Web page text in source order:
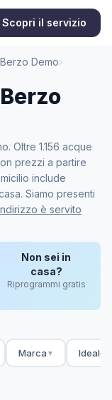
Scopri il servizio
Demo›
Oltre 1.156 acque
prezzi a partire
include
Siamo presenti
è servito
Non sei in
casa?
Riprogrammi gratis
Marca ▼ Ideale